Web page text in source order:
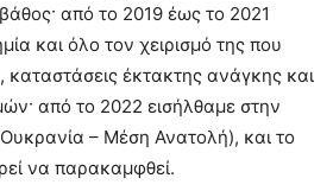
βάθος· από το 2019 έως το 2021
και όλο τον χειρισμό της που
έκτακτης ανάγκης και
από το 2022 εισήλθαμε στην
– Μέση Ανατολή), και το
να παρακαμφθεί.